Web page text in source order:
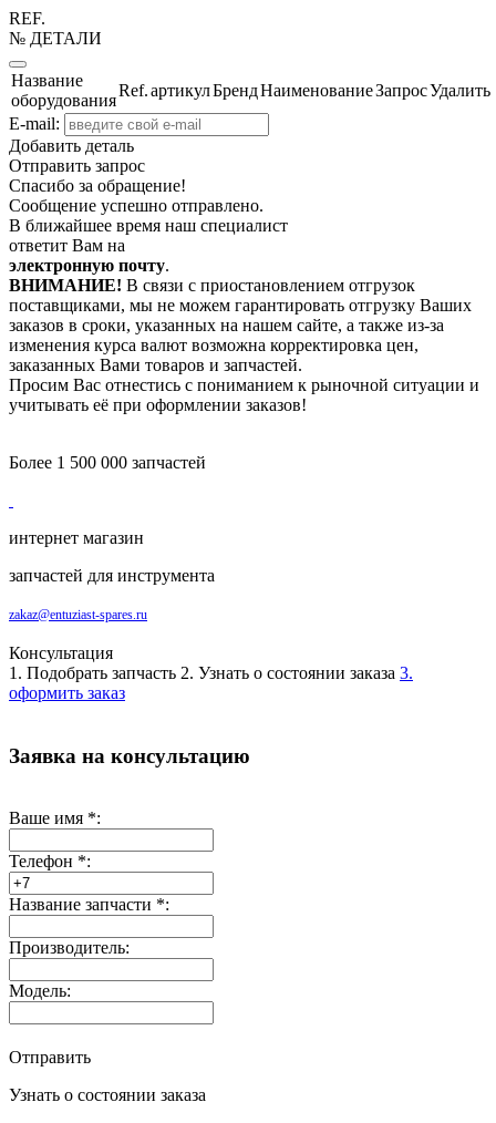
REF.
№ ДЕТАЛИ
Название
оборудования
Ref.артикулБрендНаименованиеЗапросУдалить
E-mail:
Добавить деталь
Отправить запрос
Спасибо за обращение!
Сообщение успешно отправлено.
В ближайшее время наш специалист
ответит Вам на
электронную почту.
ВНИМАНИЕ! В связи с приостановлением отгрузок
поставщиками, мы не можем гарантировать отгрузку Ваших
заказов в сроки, указанных на нашем сайте, а также из-за
изменения курса валют возможна корректировка цен,
заказанных Вами товаров и запчастей.
Просим Вас отнестись с пониманием к рыночной ситуации и
учитывать её при оформлении заказов!
Более 1 500 000 запчастей
интернет магазин
запчастей для инструмента
zakaz@entuziast-spares.ru
Консультация
1. Подобрать запчасть 2. Узнать о состоянии заказа 3.
оформить заказ
Заявка на консультацию
Ваше имя *:
Телефон *:
Название запчасти *:
Производитель:
Модель:
Отправить
Узнать о состоянии заказа